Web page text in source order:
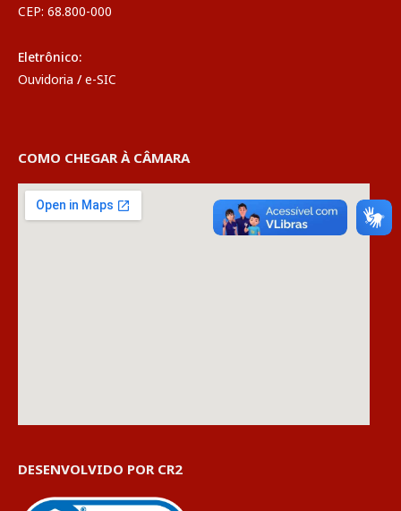
CEP: 68.800-000
Eletrônico:
Ouvidoria / e-SIC
COMO CHEGAR À CÂMARA
DESENVOLVIDO POR CR2